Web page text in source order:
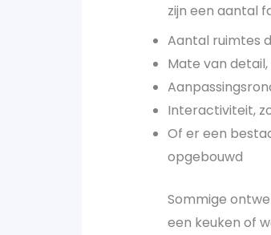
zijn een aantal
Aantal ruimtes
Mate van
Interactiviteit,
Of er een
opgebouwd
Sommige
een keuken of